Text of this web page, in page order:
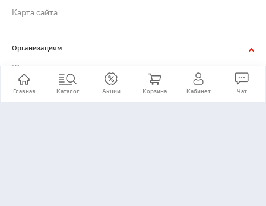
Главная Каталог Акции Корзина Кабинет Чат
Карта сайта
Организациям
Юридическим лицам